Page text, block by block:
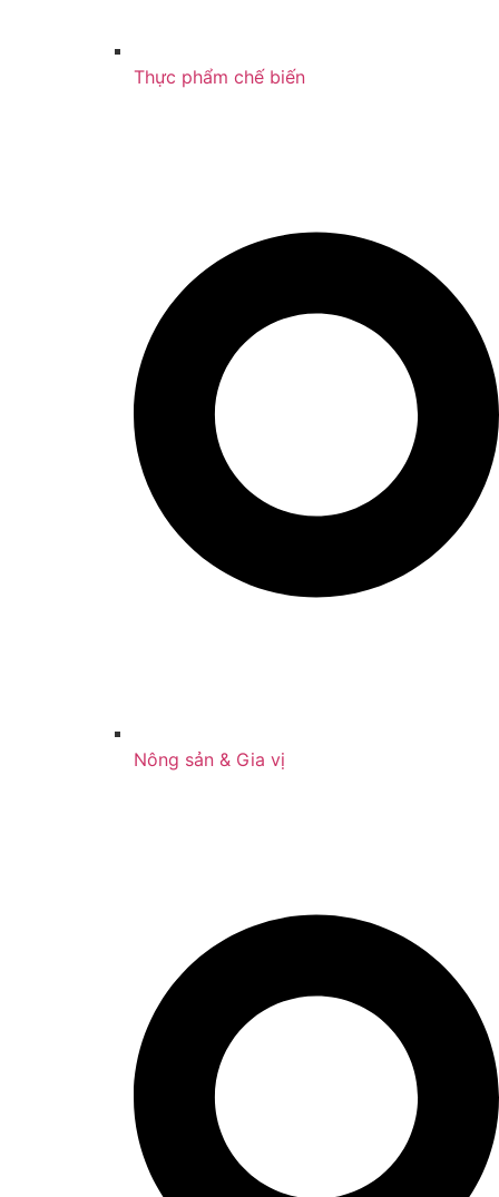
Thực phẩm chế biến
Nông sản & Gia vị